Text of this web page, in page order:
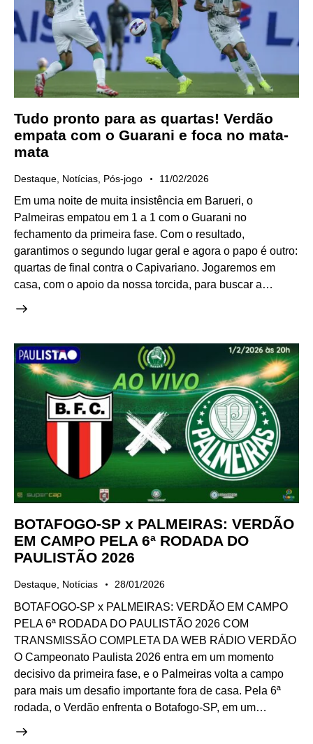
Tudo pronto para as quartas! Verdão
empata com o Guarani e foca no mata-
mata
Destaque Notícias Pós-jogo 11/02/2026
Em uma noite de muita insistência em Barueri, o
Palmeiras empatou em 1 a 1 com o Guarani no
fechamento da primeira fase. Com o resultado,
garantimos o segundo lugar geral e agora o papo é outro:
quartas de final contra o Capivariano. Jogaremos em
casa, com o apoio da nossa torcida, para buscar a…
BOTAFOGO-SP x PALMEIRAS: VERDÃO
EM CAMPO PELA 6ª RODADA DO
PAULISTÃO 2026
Destaque Notícias 28/01/2026
BOTAFOGO-SP x PALMEIRAS: VERDÃO EM CAMPO
PELA 6ª RODADA DO PAULISTÃO 2026 COM
TRANSMISSÃO COMPLETA DA WEB RÁDIO VERDÃO
O Campeonato Paulista 2026 entra em um momento
decisivo da primeira fase, e o Palmeiras volta a campo
para mais um desafio importante fora de casa. Pela 6ª
rodada, o Verdão enfrenta o Botafogo-SP, em um…